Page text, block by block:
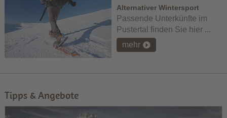
Alternativer Wintersport
Passende Unterkünfte im
Pustertal finden Sie hier ...
mehr
Tipps & Angebote